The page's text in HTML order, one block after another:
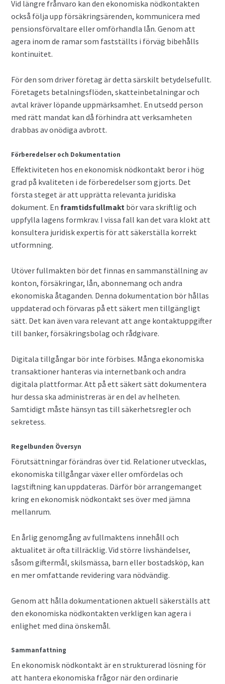
Vid längre frånvaro kan den ekonomiska nödkontakten
också följa upp försäkringsärenden, kommunicera med
pensionsförvaltare eller omförhandla lån. Genom att
agera inom de ramar som fastställts i förväg bibehålls
kontinuitet.
För den som driver företag är detta särskilt betydelsefullt.
Företagets betalningsflöden, skatteinbetalningar och
avtal kräver löpande uppmärksamhet. En utsedd person
med rätt mandat kan då förhindra att verksamheten
drabbas av onödiga avbrott.
Förberedelser och Dokumentation
Effektiviteten hos en ekonomisk nödkontakt beror i hög
grad på kvaliteten i de förberedelser som gjorts. Det
första steget är att upprätta relevanta juridiska
dokument. En framtidsfullmakt bör vara skriftlig och
uppfylla lagens formkrav. I vissa fall kan det vara klokt att
konsultera juridisk expertis för att säkerställa korrekt
utformning.
Utöver fullmakten bör det finnas en sammanställning av
konton, försäkringar, lån, abonnemang och andra
ekonomiska åtaganden. Denna dokumentation bör hållas
uppdaterad och förvaras på ett säkert men tillgängligt
sätt. Det kan även vara relevant att ange kontaktuppgifter
till banker, försäkringsbolag och rådgivare.
Digitala tillgångar bör inte förbises. Många ekonomiska
transaktioner hanteras via internetbank och andra
digitala plattformar. Att på ett säkert sätt dokumentera
hur dessa ska administreras är en del av helheten.
Samtidigt måste hänsyn tas till säkerhetsregler och
sekretess.
Regelbunden Översyn
Förutsättningar förändras över tid. Relationer utvecklas,
ekonomiska tillgångar växer eller omfördelas och
lagstiftning kan uppdateras. Därför bör arrangemanget
kring en ekonomisk nödkontakt ses över med jämna
mellanrum.
En årlig genomgång av fullmaktens innehåll och
aktualitet är ofta tillräcklig. Vid större livshändelser,
såsom giftermål, skilsmässa, barn eller bostadsköp, kan
en mer omfattande revidering vara nödvändig.
Genom att hålla dokumentationen aktuell säkerställs att
den ekonomiska nödkontakten verkligen kan agera i
enlighet med dina önskemål.
Sammanfattning
En ekonomisk nödkontakt är en strukturerad lösning för
att hantera ekonomiska frågor när den ordinarie